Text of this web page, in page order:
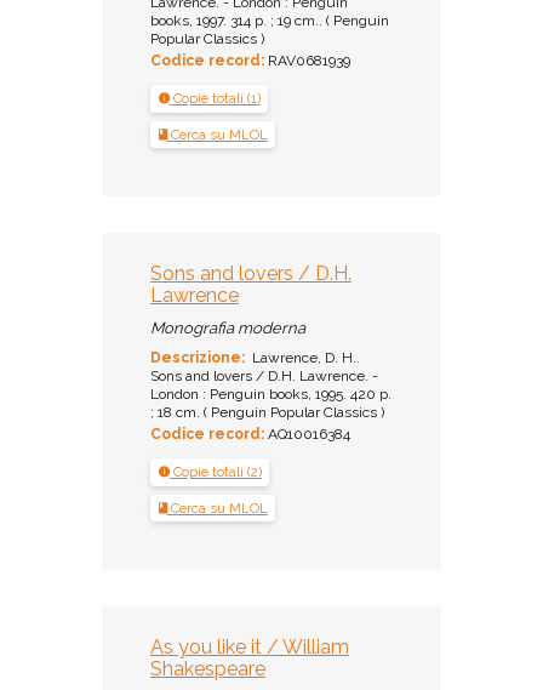
books, 1997. 314 p. ; 19 cm.. ( Penguin
Popular Classics )
Codice record: RAV0681939
Copie totali (1)
Cerca su MLOL
Sons and lovers / D.H.
Lawrence
Monografia moderna
Descrizione: Lawrence, D. H..
Sons and lovers / D.H. Lawrence. -
London : Penguin books, 1995. 420 p.
; 18 cm. ( Penguin Popular Classics )
Codice record: AQ10016384
Copie totali (2)
Cerca su MLOL
As you like it / William
Shakespeare